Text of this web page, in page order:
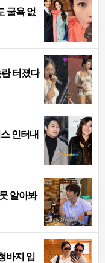
굴욕 없
터졌다
인터내
알아봐
바지 입